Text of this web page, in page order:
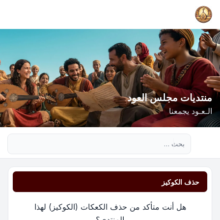
منتديات مجلس العود
الـعـود يجمعنا
حذف الكوكيز
هل أنت متأكد من حذف الكعكات (الكوكيز) لهذا